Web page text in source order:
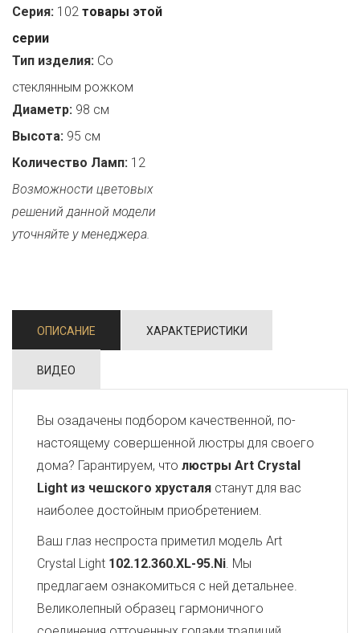
Серия: 102 товары этой
серии
Тип изделия: Со
стеклянным рожком
Диаметр: 98 см
Высота: 95 см
Количество Ламп: 12
Возможности цветовых
решений данной модели
уточняйте у менеджера.
ОПИСАНИЕ ХАРАКТЕРИСТИКИ
ВИДЕО
Вы озадачены подбором качественной, по-
настоящему совершенной люстры для своего
дома? Гарантируем, что люстры Art Crystal
Light из чешского хрусталя станут для вас
наиболее достойным приобретением.
Ваш глаз неспроста приметил модель Art
Crystal Light 102.12.360.XL-95.Ni. Мы
предлагаем ознакомиться с ней детальнее.
Великолепный образец гармоничного